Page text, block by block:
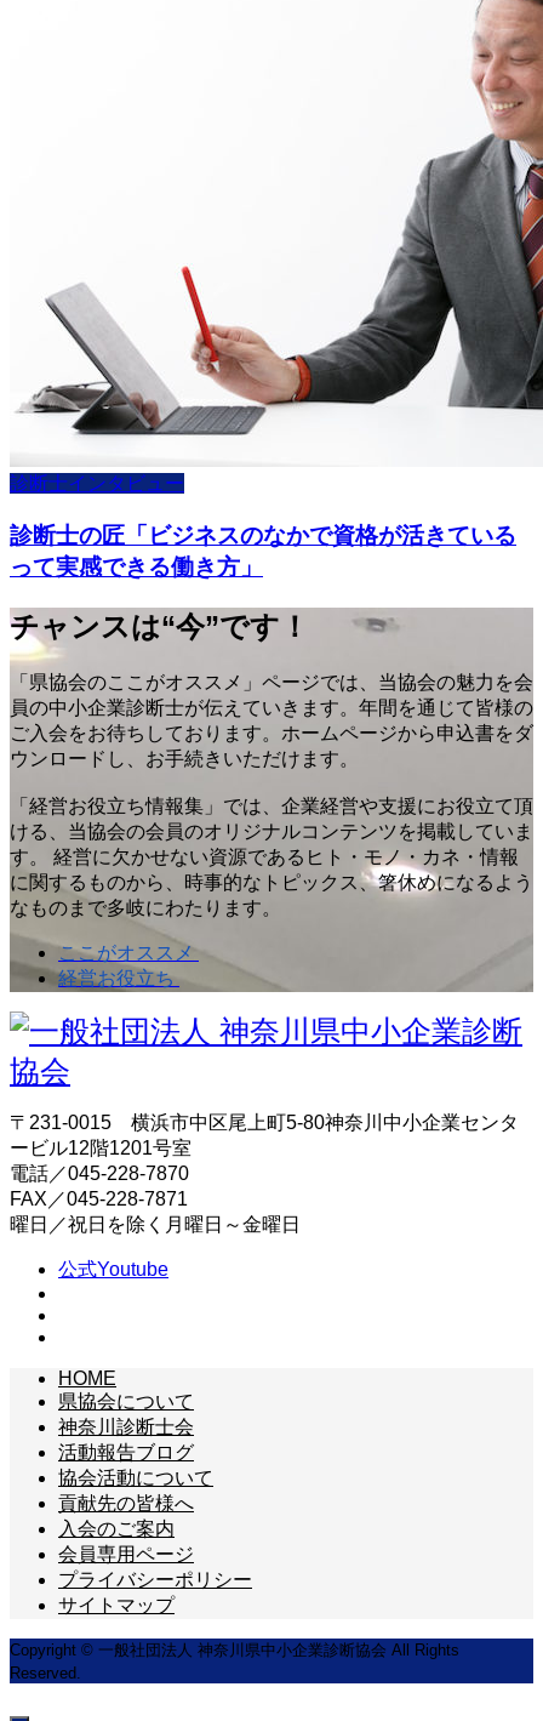
診断士インタビュー
診断士の匠「ビジネスのなかで資格が活きている
って実感できる働き方」
チャンスは“今”です！
「県協会のここがオススメ」ページでは、当協会の魅力を会
員の中小企業診断士が伝えていきます。年間を通じて皆様の
ご入会をお待ちしております。ホームページから申込書をダ
ウンロードし、お手続きいただけます。
「経営お役立ち情報集」では、企業経営や支援にお役立て頂
ける、当協会の会員のオリジナルコンテンツを掲載していま
す。 経営に欠かせない資源であるヒト・モノ・カネ・情報
に関するものから、時事的なトピックス、箸休めになるよう
なものまで多岐にわたります。
ここがオススメ
経営お役立ち
〒231-0015 横浜市中区尾上町5-80神奈川中小企業センタ
ービル12階1201号室
電話／045-228-7870
FAX／045-228-7871
曜日／祝日を除く月曜日～金曜日
公式Youtube
HOME
県協会について
神奈川診断士会
活動報告ブログ
協会活動について
貢献先の皆様へ
入会のご案内
会員専用ページ
プライバシーポリシー
サイトマップ
Copyright © 一般社団法人 神奈川県中小企業診断協会 All Rights
Reserved.